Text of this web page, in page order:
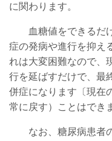
に関わります。
血糖値をできるだけ
症の発病や進行を抑え
れは大変困難なので、
行を延ばすだけで、最
併症になります〔現在
常に戻す）ことはでき
なお、糖尿病患者の